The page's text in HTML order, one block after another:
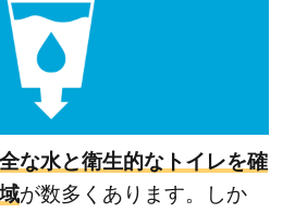
な水と衛生的なトイレを確
が数多くあります。しか